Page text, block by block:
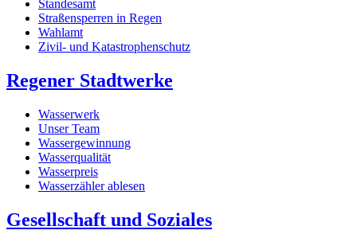
Standesamt
Straßensperren in Regen
Wahlamt
Zivil- und Katastrophenschutz
Regener Stadtwerke
Wasserwerk
Unser Team
Wassergewinnung
Wasserqualität
Wasserpreis
Wasserzähler ablesen
Gesellschaft und Soziales